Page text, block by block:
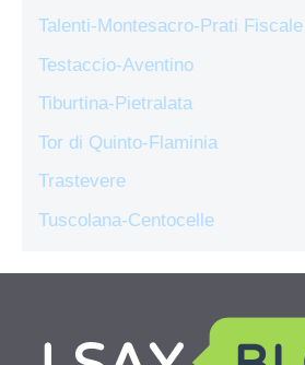
Talenti-Montesacro-Prati Fiscale
Testaccio-Aventino
Tiburtina-Pietralata
Tor di Quinto-Flaminia
Trastevere
Tuscolana-Centocelle